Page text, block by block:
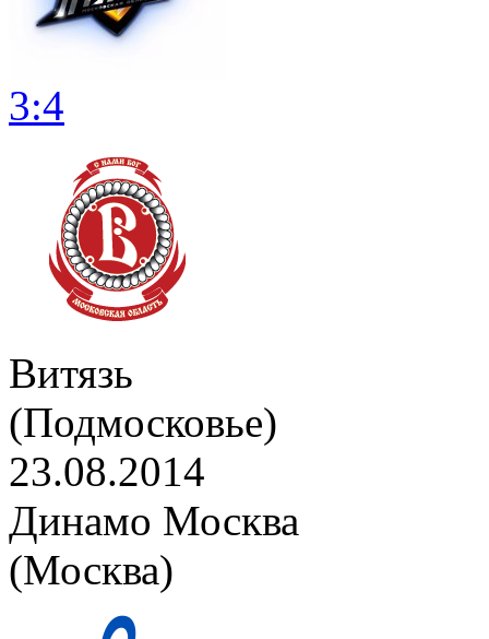
3:4
Витязь
(Подмосковье)
23.08.2014
Динамо Москва
(Москва)